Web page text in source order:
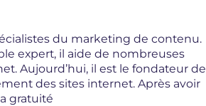
du marketing de contenu.
expert, il aide de nombreuses
Aujourd’hui, il est le fondateur de
des sites internet. Après avoir
gratuité